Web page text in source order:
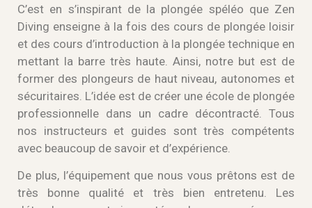
C’est en s’inspirant de la plongée spéléo que Zen
Diving enseigne à la fois des cours de plongée loisir
et des cours d’introduction à la plongée technique en
mettant la barre très haute. Ainsi, notre but est de
former des plongeurs de haut niveau, autonomes et
sécuritaires. L’idée est de créer une école de plongée
professionnelle dans un cadre décontracté. Tous
nos instructeurs et guides sont très compétents
avec beaucoup de savoir et d’expérience.
De plus, l’équipement que nous vous prêtons est de
très bonne qualité et très bien entretenu. Les